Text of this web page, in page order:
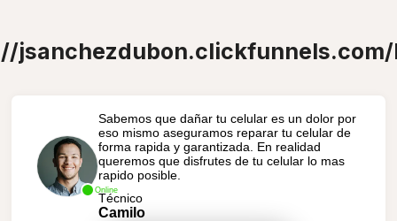
Online
Sabemos que dañar tu celular es un dolor por
eso mismo aseguramos reparar tu celular de
forma rapida y garantizada. En realidad
queremos que disfrutes de tu celular lo mas
rapido posible.
Técnico
Camilo